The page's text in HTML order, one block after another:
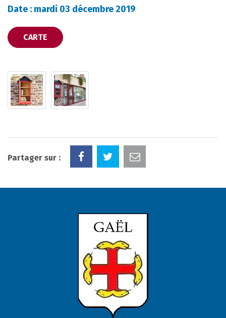
Date : mardi 03 décembre 2019
CARTE
Partager sur :